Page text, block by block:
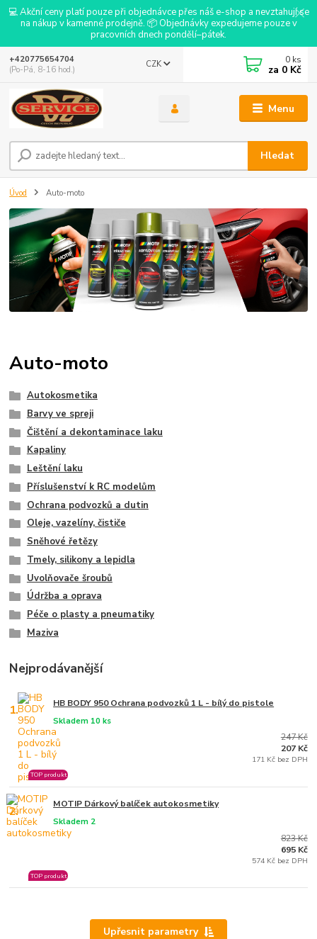
💻 Akční ceny platí pouze při objednávce přes náš e-shop a nevztahují se
na nákup v kamenné prodejně. 📦 Objednávky expedujeme pouze v
pracovních dnech pondělí–pátek.
Menu
CZK
Hledat
+420775654704
(Po-Pá, 8-16 hod.)
0 ks
za 0 Kč
Úvod Auto-moto
Auto-moto
Autokosmetika
Barvy ve spreji
Čištění a dekontaminace laku
Kapaliny
Leštění laku
Příslušenství k RC modelům
Ochrana podvozků a dutin
Oleje, vazelíny, čističe
Sněhové řetězy
Tmely, silikony a lepidla
Uvolňovače šroubů
Údržba a oprava
Péče o plasty a pneumatiky
Maziva
Nejprodávanější
1. HB BODY 950 Ochrana podvozků 1 L - bílý do pistole
Skladem 10 ks
TOP produkt
247 Kč
207 Kč
171 Kč bez DPH
2. MOTIP Dárkový balíček autokosmetiky
Skladem 2
TOP produkt
823 Kč
695 Kč
574 Kč bez DPH
Upřesnit parametry